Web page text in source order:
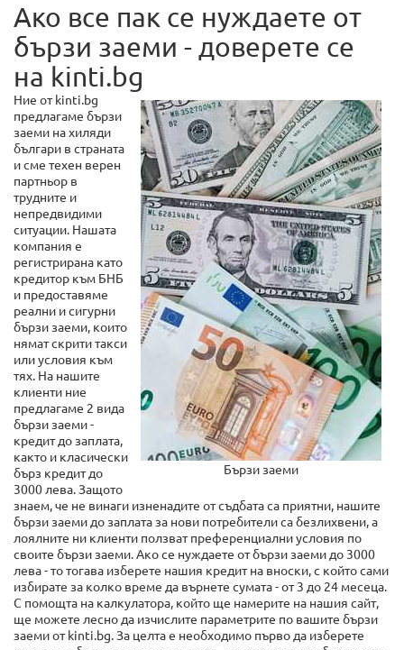
Ако все пак се нуждаете от
бързи заеми - доверете се
на kinti.bg
Бързи заеми
Ние от kinti.bg
предлагаме бързи
заеми на хиляди
българи в страната
и сме техен верен
партньор в
трудните и
непредвидими
ситуации. Нашата
компания е
регистрирана като
кредитор към БНБ
и предоставяме
реални и сигурни
бързи заеми, които
нямат скрити такси
или условия към
тях. На нашите
клиенти ние
предлагаме 2 вида
бързи заеми -
кредит до заплата,
както и класически
бърз кредит до
3000 лева. Защото
знаем, че не винаги изненадите от съдбата са приятни, нашите
бързи заеми до заплата за нови потребители са безлихвени, а
лоялните ни клиенти ползват преференциални условия по
своите бързи заеми. Ако се нуждаете от бързи заеми до 3000
лева - то тогава изберете нашия кредит на вноски, с който сами
избирате за колко време да върнете сумата - от 3 до 24 месеца.
С помощта на калкулатора, който ще намерите на нашия сайт,
ще можете лесно да изчислите параметрите по вашите бързи
заеми от kinti.bg. За целта е необходимо първо да изберете